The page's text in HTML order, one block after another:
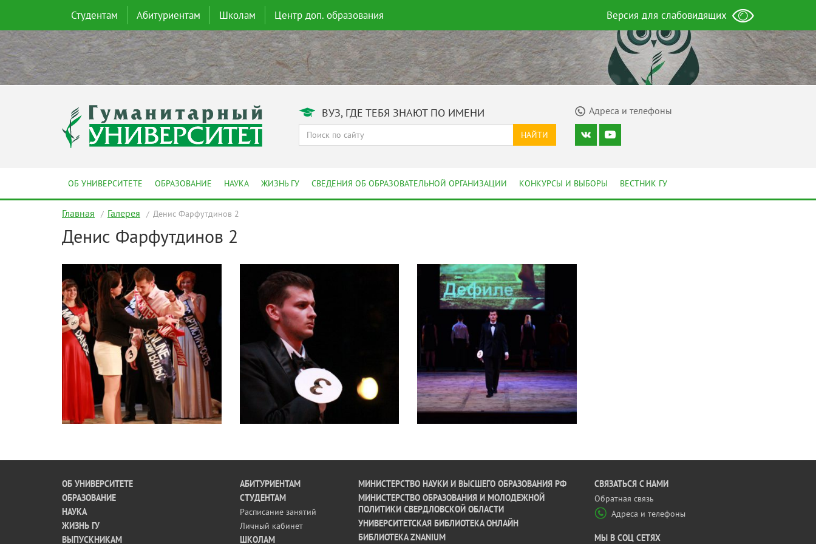
Студентам Абитуриентам Школам Центр доп. образования Версия для слабовидящих
ВУЗ, ГДЕ ТЕБЯ ЗНАЮТ ПО ИМЕНИ Адреса и телефоны
НАЙТИ
ОБ УНИВЕРСИТЕТЕ ОБРАЗОВАНИЕ НАУКА ЖИЗНЬ ГУ СВЕДЕНИЯ ОБ ОБРАЗОВАТЕЛЬНОЙ ОРГАНИЗАЦИИ КОНКУРСЫ И ВЫБОРЫ ВЕСТНИК ГУ
Главная Галерея Денис Фарфутдинов 2
Денис Фарфутдинов 2
ОБ УНИВЕРСИТЕТЕ
ОБРАЗОВАНИЕ
НАУКА
ЖИЗНЬ ГУ
ВЫПУСКНИКАМ
АБИТУРИЕНТАМ
СТУДЕНТАМ
Расписание занятий
Личный кабинет
ШКОЛАМ
МИНИСТЕРСТВО НАУКИ И ВЫСШЕГО ОБРАЗОВАНИЯ РФ
МИНИСТЕРСТВО ОБРАЗОВАНИЯ И МОЛОДЕЖНОЙ
ПОЛИТИКИ СВЕРДЛОВСКОЙ ОБЛАСТИ
УНИВЕРСИТЕТСКАЯ БИБЛИОТЕКА ОНЛАЙН
БИБЛИОТЕКА ZNANIUM
CВЯЗАТЬСЯ С НАМИ
Обратная связь
Адреса и телефоны
МЫ В СОЦ СЕТЯХ